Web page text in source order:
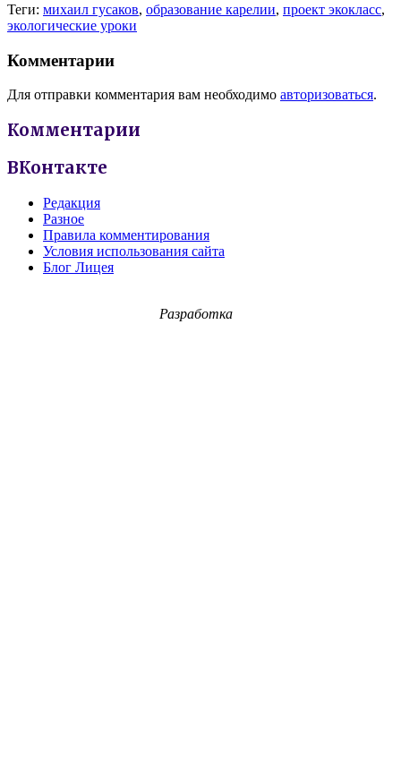
Теги: михаил гусаков, образование карелии, проект экокласс,
экологические уроки
Комментарии
Для отправки комментария вам необходимо авторизоваться.
Комментарии
ВКонтакте
Редакция
Разное
Правила комментирования
Условия использования сайта
Блог Лицея
Разработка